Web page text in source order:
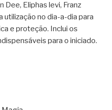
Dee, Eliphas levi, Franz
utilização no dia-a-dia para
e proteção. Inclui os
para o iniciado.